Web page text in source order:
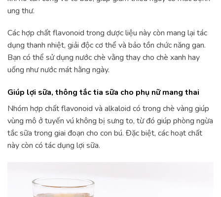
ung thư.
Các hợp chất flavonoid trong dược liệu này còn mang lại tác
dụng thanh nhiệt, giải độc cơ thể và bảo tồn chức năng gan.
Bạn có thể sử dụng nước chè vằng thay cho chè xanh hay
uống như nước mát hằng ngày.
Giúp lợi sữa, thông tắc tia sữa cho phụ nữ mang thai
Nhóm hợp chất flavonoid và alkaloid có trong chè vàng giúp
vùng mô ở tuyến vú không bị sưng to, từ đó giúp phòng ngừa
tắc sữa trong giai đoạn cho con bú. Đặc biệt, các hoạt chất
này còn có tác dụng lợi sữa.